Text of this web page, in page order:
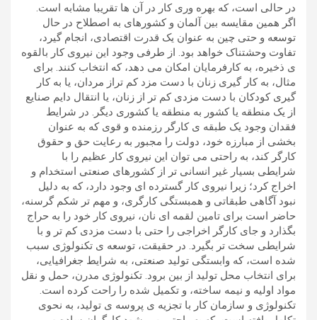
در حالی است، که بهره وری کار در آن ها تقریبا مشابه است.
اگر همین مقایسه بین آلمان و کشورهای به اصطلاح در حال
توسعه و حتی چین به عنوان یک قدرت اقتصادی، انجام گیرد،
تفاوت وحشتناک خواهد بود. از طرفی وجود این نیروی کار بالقوه
ی ذخیره، به کارفرمایان امکان می دهد، که انتخاب کنند. برای
مثال، به کار گیری زنان با دست مزد کم تراز مردان، یا به کار
گیری کودکان با دست مزدی کم تر از زنان، یا انتقال دایم صنایع
از یک منطقه یا کشور به منطقه یا کشوری دیگر. در شرایط
فقدان وجود یک طبقه ی کارگر رزمنده و قوی که به عنوان
بخشی از مبارزه خود، دولت را مجبور به رعایت حق و حقوق
کارگر کند، به راحتی می توان این نیروی کار عظیم را با
شرایطی بسیار غیر انسانی تر از کشورهای صنعتی استخدام و
اخراج کرد؛ زیرا نیروی کار گسترده ای وجود دارد، که به دلیل
نبود آگاهی طبقاتی و همبستگی کارگری، و مهم تر شکم گرسنه،
حاضر است برای تامین لقمه ای نان، نیروی کار خود را به حراج
بگذارد و جای کارگر اخراجی را حتی با دست مزدی کم تر و با
شرایطی سخت تر بگیرد. در حقیقت، توسعه ی تکنولوژی سبب
شده است، که وابستگی تولید صنعتی، به شرایط جغرافیایی،
برای انتخاب محل تولید از بین برود. تکنولوژی مدرن، حمل و نقل
مواد اولیه و نیمه ساخته، و تکمیل شده را راحت کرده است.
تکنولوژی و سازمان کار با تجزیه ی پروسه ی تولید، به نحوی